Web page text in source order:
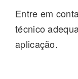
Entre em
técnico
aplicação.